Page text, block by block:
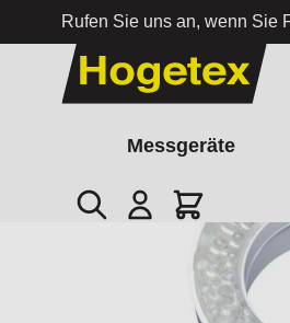
Rufen Sie uns an, wenn Sie
Zum Inhalt springen
Messgeräte
Suche Cart
LED-Ringleuchte für